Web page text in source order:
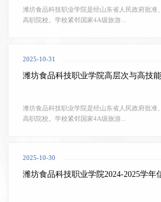
潍坊食品科技职业学院是经山东省人民政府批准
高职院校。学校紧邻国家4A级旅游...
2025-10-31
潍坊食品科技职业学院高层次与高技
潍坊食品科技职业学院是经山东省人民政府批准
高职院校。学校紧邻国家4A级旅游...
2025-10-30
潍坊食品科技职业学院2024-2025学年